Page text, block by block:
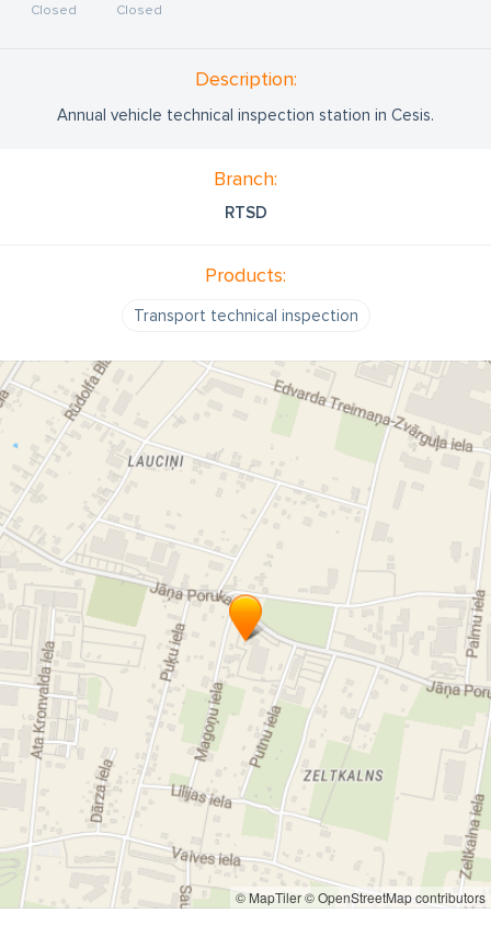
Closed Closed
Description:
Annual vehicle technical inspection station in Cesis.
Branch:
RTSD
Products:
Transport technical inspection
© MapTiler© OpenStreetMap contributors